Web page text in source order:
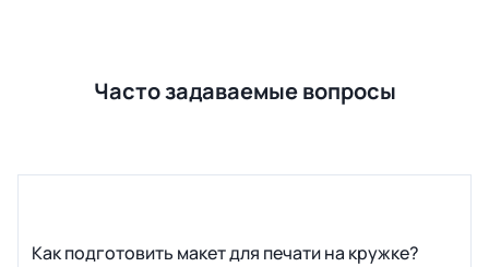
Часто задаваемые вопросы
Как подготовить макет для печати на кружке?